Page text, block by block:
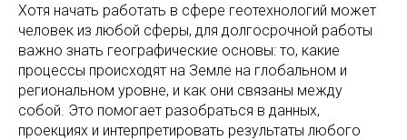
Хотя начать работать в сфере геотехнологий может
человек из любой сферы, для долгосрочной работы
важно знать географические основы: то, какие
процессы происходят на Земле на глобальном и
региональном уровне, и как они связаны между
собой. Это помогает разобраться в данных,
проекциях и интерпретировать результаты любого